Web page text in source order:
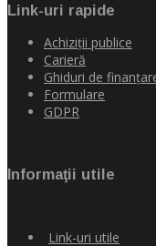
Link-uri rapide
Achiziţii publice
Carieră
Ghiduri de
Formulare
GDPR
Informaţii utile
Link-uri utile